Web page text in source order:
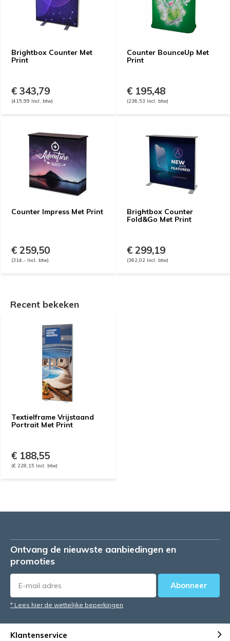
Brightbox Counter Met
Print
€ 343,79
(415,99 Incl. btw)
Counter BounceUp Met
Print
€ 195,48
(236,53 Incl. btw)
Counter Impress Met Print
€ 259,50
(314,- Incl. btw)
Brightbox Counter
Fold&Go Met Print
€ 299,19
(362,02 Incl. btw)
Recent bekeken
Textielframe Vrijstaand
Portrait Met Print
€ 188,55
(€ 228,15 Incl. btw)
Ontvang de nieuwste aanbiedingen en
promoties
Abonneer
* Lees hier de wettelijke beperkingen
Klantenservice